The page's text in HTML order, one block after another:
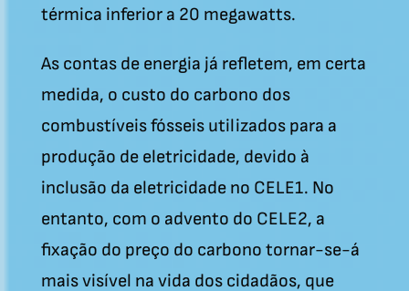
térmica inferior a 20 megawatts.
As contas de energia já refletem, em certa
medida, o custo do carbono dos
combustíveis fósseis utilizados para a
produção de eletricidade, devido à
inclusão da eletricidade no CELE1. No
entanto, com o advento do CELE2, a
fixação do preço do carbono tornar-se-á
mais visível na vida dos cidadãos, que